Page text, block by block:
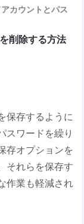
カウントとパス
削除する方法
保存するように
スワードを繰り
存オプションを
それらを保存す
作業も軽減され